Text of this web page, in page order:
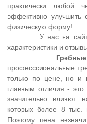
практически любой
эффективно улучшить
физическую форму!
У нас на сайте
характеристики и
професссиональные
только по цене, но и
главным отличия - это
значительно влияют
которых более 8 тыс.
Поэтому цена